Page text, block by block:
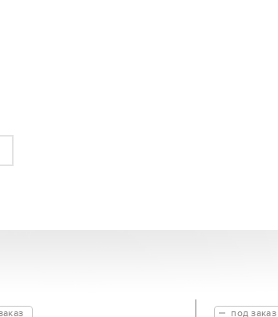
под заказ